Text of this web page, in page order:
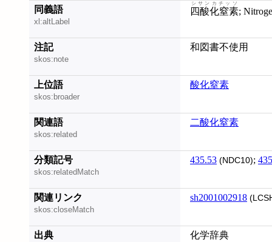
同義語
xl:altLabel
四酸化窒素
シサンカチッソ
;
注記
skos:note
和図書不使用
上位語
skos:broader
酸化窒素
関連語
skos:related
二酸化窒素
分類記号
skos:relatedMatch
435.53 (NDC10);
関連リンク
skos:closeMatch
sh2001002918
出典 化学辞典